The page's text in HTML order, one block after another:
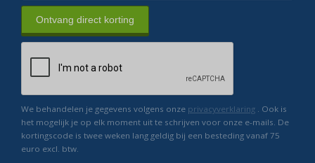
Ontvang direct korting
We behandelen je gegevens volgens onze privacyverklaring . Ook is
het mogelijk je op elk moment uit te schrijven voor onze e-mails. De
kortingscode is twee weken lang geldig bij een besteding vanaf 75
euro excl. btw.